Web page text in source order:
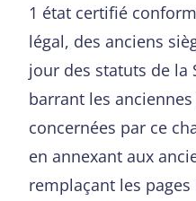
1 état certifié
légal, des anciens
jour des statuts de la
barrant les
concernées par ce
en annexant aux
remplaçant les pages